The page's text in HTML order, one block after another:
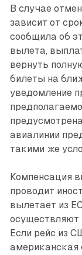
В случае
зависит от
сообщила об
вылета,
вернуть
билеты на
уведомление
авиалинии
такими же
Компенсация
проводит
вылетает из
осуществляют
Если рейс из
американская